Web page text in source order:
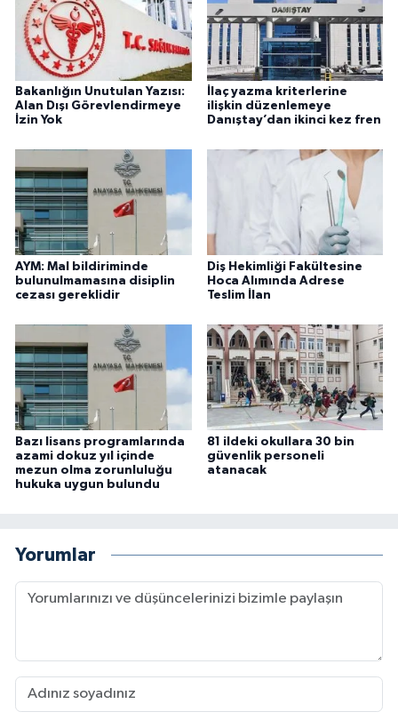
Bakanlığın Unutulan Yazısı:
Alan Dışı Görevlendirmeye
İzin Yok
İlaç yazma kriterlerine
ilişkin düzenlemeye
Danıştay’dan ikinci kez fren
AYM: Mal bildiriminde
bulunulmamasına disiplin
cezası gereklidir
Diş Hekimliği Fakültesine
Hoca Alımında Adrese
Teslim İlan
Bazı lisans programlarında
azami dokuz yıl içinde
mezun olma zorunluluğu
hukuka uygun bulundu
81 ildeki okullara 30 bin
güvenlik personeli
atanacak
Yorumlar